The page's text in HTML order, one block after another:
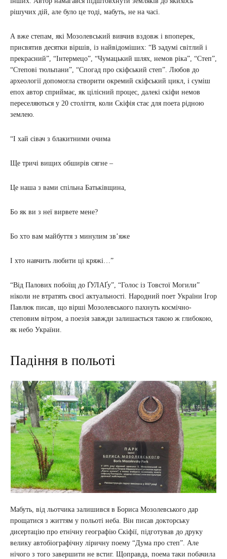
рішучих дій, але було це тоді, мабуть, не на часі.
А вже степам, які Мозолевський вивчив вздовж і впоперек,
присвятив десятки віршів, із найвідоміших: “В задумі світлий і
прекрасний”, “Інтермецо”, “Чумацький шлях, немов ріка”, “Степ”,
“Степові тюльпани”, “Спогад про скіфський степ”. Любов до
археології допомогла створити окремий скіфський цикл, і суміш
епох автор сприймає, як цілісний процес, далекі скіфи немов
переселяються у 20 століття, коли Скіфія стає для поета рідною
землею.
“І хай сівач з блакитними очима
Ще тричі вищих обширів сягне –
Це наша з вами спільна Батьківщина,
Бо як ви з неї вирвете мене?
Бо хто вам майбуття з минулим зв’яже
І хто навчить любити ці кряжі…”
“Від Палових побоїщ до ҐУЛАҐу”, “Голос із Товстої Могили”
ніколи не втратять своєї актуальності. Народний поет України Ігор
Павлюк писав, що вірші Мозолевського пахнуть космічно-
степовим вітром, а поезія завжди залишається такою ж глибокою,
як небо України.
Падіння в польоті
Мабуть, від льотчика залишився в Бориса Мозолевського дар
прощатися з життям у польоті неба. Він писав докторську
дисертацію про етнічну географію Скіфії, підготував до друку
велику автобіографічну ліричну поему “Дума про степ”. Але
нічого з того завершити не встиг. Щоправда, поема таки побачила